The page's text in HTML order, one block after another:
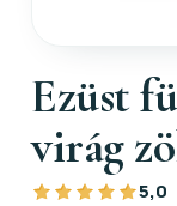
Ezüst
virág
5,0